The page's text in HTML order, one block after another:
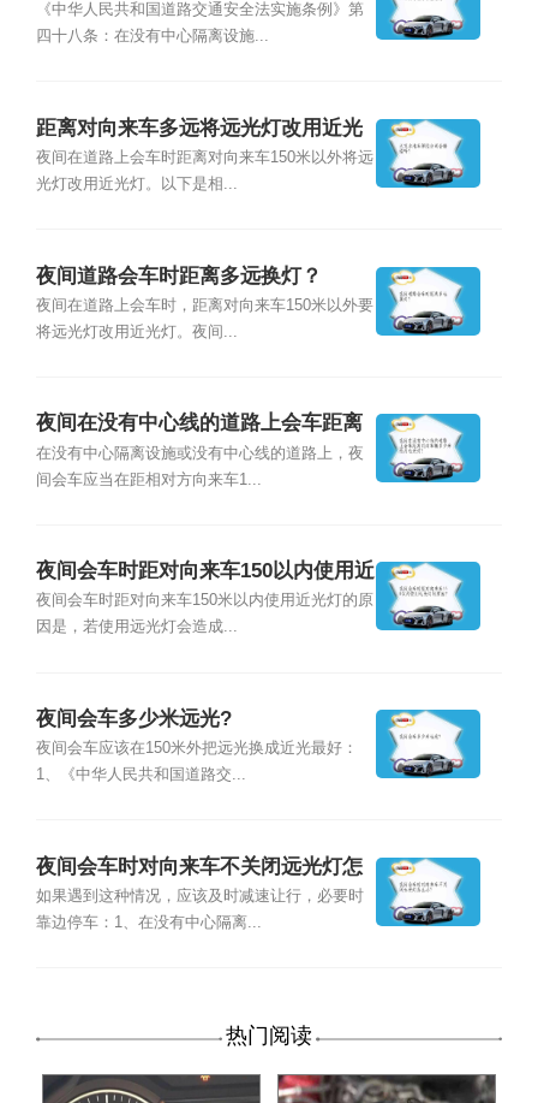
《中华人民共和国道路交通安全法实施条例》第
四十八条：在没有中心隔离设施...
距离对向来车多远将远光灯改用近光
灯？
夜间在道路上会车时距离对向来车150米以外将远
光灯改用近光灯。以下是相...
夜间道路会车时距离多远换灯？
夜间在道路上会车时，距离对向来车150米以外要
将远光灯改用近光灯。夜间...
夜间在没有中心线的道路上会车距离
对向车辆多少米改用近光灯？
在没有中心隔离设施或没有中心线的道路上，夜
间会车应当在距相对方向来车1...
夜间会车时距对向来车150以内使用近
光灯的原因？
夜间会车时距对向来车150米以内使用近光灯的原
因是，若使用远光灯会造成...
夜间会车多少米远光?
夜间会车应该在150米外把远光换成近光最好：
1、《中华人民共和国道路交...
夜间会车时对向来车不关闭远光灯怎
么办?
如果遇到这种情况，应该及时减速让行，必要时
靠边停车：1、在没有中心隔离...
热门阅读